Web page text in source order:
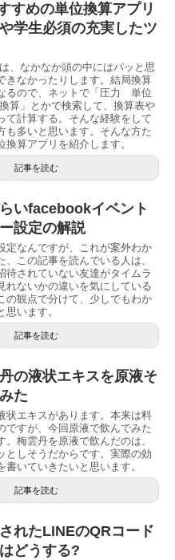
すめの単位換算アプリ
学生必須の充実したツ
、なかなか頭の中にはパッと思
きなかったりします。結局換算
るので、ネットで「圧力 単位
算」とかで検索して、換算表や
て計算する。そんな経験をして
も多いと思います。そんな方た
換算アプリを紹介します。
記事を読む
いfacebookイベント
設定の解説
定なんですが、これが案外わか
、この記事を読んでいる人は、
待されていない友達がタイムラ
れないかの違いを気にしている
の観点で分けて、少しでもわか
思います。
記事を読む
の液状エキスを原液そ
た
状エキスがあります。本来は料
ですが、今回原液で飲んでみた
。梅雲丹を原液で飲んだのは、
としそうだからです。実際の効
書いていきたいと思います。
記事を読む
れたLINEのQRコード
どうする?